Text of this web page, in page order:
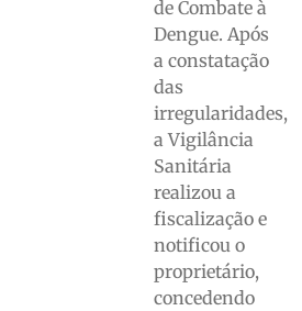
de Combate à
Dengue. Após
a constatação
das
irregularidades,
a Vigilância
Sanitária
realizou a
fiscalização e
notificou o
proprietário,
concedendo